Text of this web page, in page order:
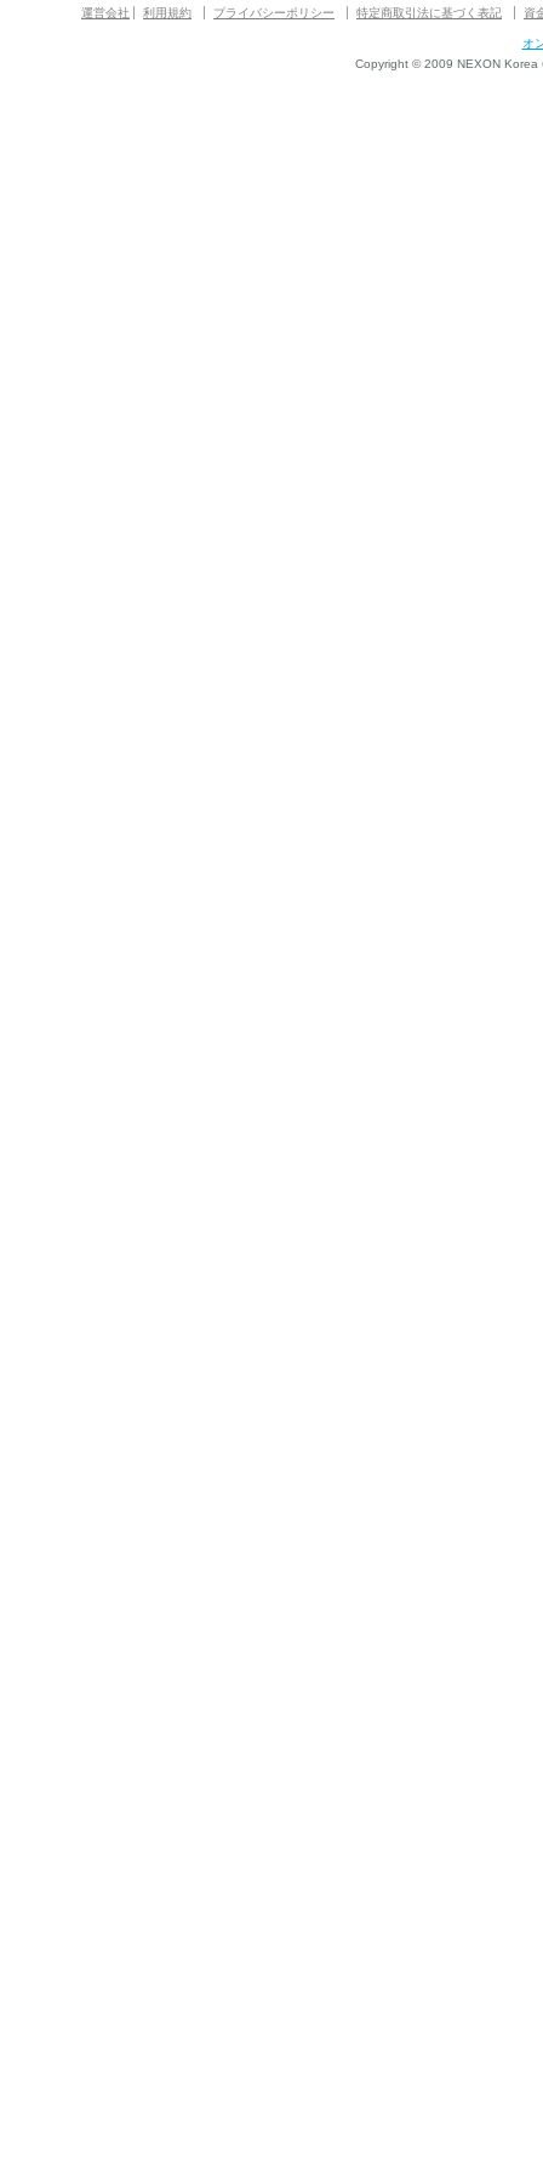
運営会社 利用規約 プライバシーポリシー 特定商取引法に基づく表記 資
オ
Copyright © 2009 NEXON Korea